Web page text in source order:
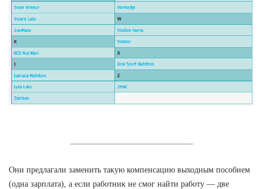
Они предлагали заменить такую компенсацию выходным пособием
(одна зарплата), а если работник не смог найти работу — две